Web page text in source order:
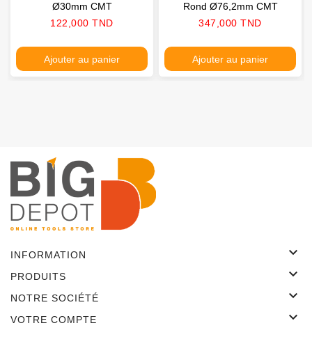
Ø30mm CMT
Prix
122,000 TND
Ajouter au panier
Rond Ø76,2mm CMT
Prix
347,000 TND
Ajouter au panier
INFORMATION 
PRODUITS 
NOTRE SOCIÉTÉ 
VOTRE COMPTE 